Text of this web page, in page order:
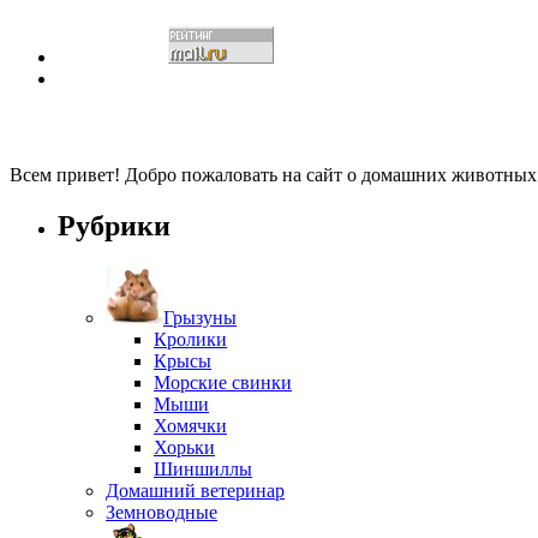
Всем привет! Добро пожаловать на сайт о домашних
Рубрики
Грызуны
Кролики
Крысы
Морские свинки
Мыши
Хомячки
Хорьки
Шиншиллы
Домашний ветеринар
Земноводные